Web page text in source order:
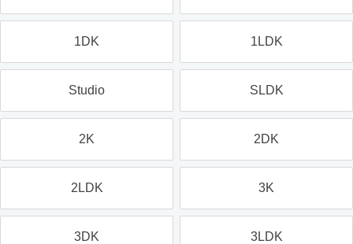
1DK 1LDK
Studio SLDK
2K 2DK
2LDK 3K
3DK 3LDK